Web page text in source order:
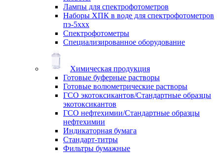
Лампы для спектрофотометров
Наборы ХПК в воде для спектрофотометров
пэ-5ххх
Спектрофотометры
Специализированное оборудование
Химическая продукция
Готовые буферные растворы
Готовые волюметрические растворы
ГСО экотоксикантов/Стандартные образцы
экотоксикантов
ГСО нефтехимии/Стандартные образцы
нефтехимии
Индикаторная бумага
Стандарт-титры
Фильтры бумажные